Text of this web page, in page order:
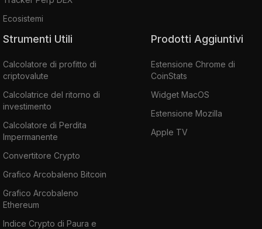
Ecosistemi
Strumenti Utili
Calcolatore di profitto di
criptovalute
Calcolatrice del ritorno di
investimento
Calcolatore di Perdita
Impermanente
Convertitore Crypto
Grafico Arcobaleno Bitcoin
Grafico Arcobaleno
Ethereum
Indice Crypto di Paura e
Prodotti Aggiuntivi
Estensione Chrome di
CoinStats
Widget MacOS
Estensione Mozilla
Apple TV